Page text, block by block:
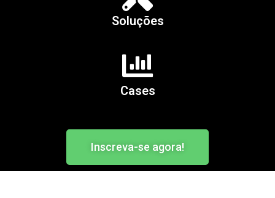
Soluções
Cases
Inscreva-se agora!